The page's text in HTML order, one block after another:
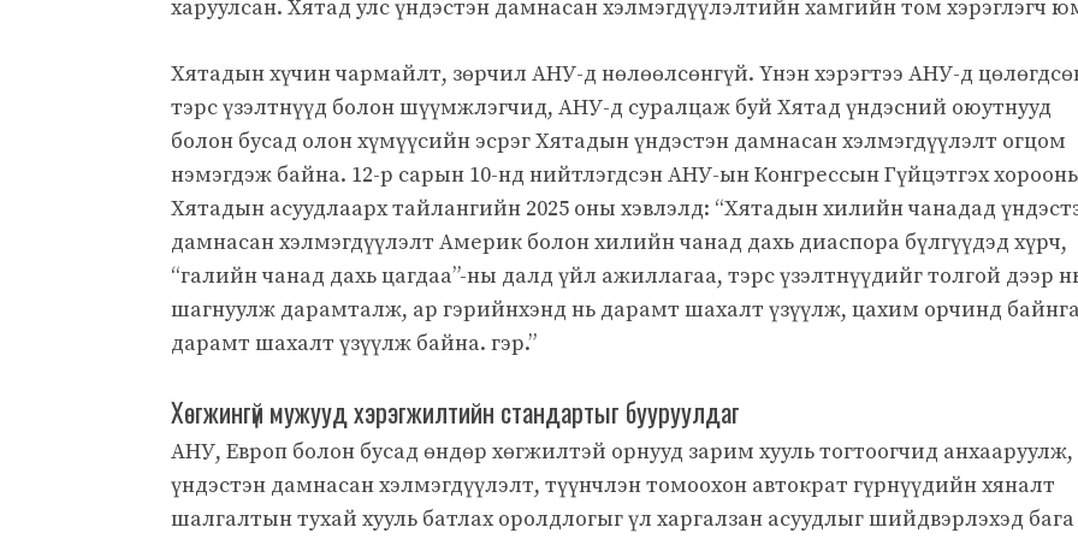
харуулсан. Хятад улс үндэстэн дамнасан хэлмэгдүүлэлтийн хамгийн том хэрэглэгч
Хятадын хүчин чармайлт, зөрчил АНУ-д нөлөөлсөнгүй. Үнэн хэрэгтээ АНУ-д
тэрс үзэлтнүүд болон шүүмжлэгчид, АНУ-д суралцаж буй Хятад үндэсний оюутнууд
болон бусад олон хүмүүсийн эсрэг Хятадын үндэстэн дамнасан хэлмэгдүүлэлт огцом
нэмэгдэж байна. 12-р сарын 10-нд нийтлэгдсэн АНУ-ын Конгрессын Гүйцэтгэх
Хятадын асуудлаарх тайлангийн 2025 оны хэвлэлд: “Хятадын хилийн чанадад
дамнасан хэлмэгдүүлэлт Америк болон хилийн чанад дахь диаспора бүлгүүдэд хүрч,
“галийн чанад дахь цагдаа”-ны далд үйл ажиллагаа, тэрс үзэлтнүүдийг толгой дээр
шагнуулж дарамталж, ар гэрийнхэнд нь дарамт шахалт үзүүлж, цахим орчинд
дарамт шахалт үзүүлж байна. гэр.”
Хөгжингүй мужууд хэрэгжилтийн стандартыг бууруулдаг
АНУ, Европ болон бусад өндөр хөгжилтэй орнууд зарим хууль тогтоогчид анхааруулж,
үндэстэн дамнасан хэлмэгдүүлэлт, түүнчлэн томоохон автократ гүрнүүдийн хяналт
шалгалтын тухай хууль батлах оролдлогыг үл харгалзан асуудлыг шийдвэрлэхэд бага